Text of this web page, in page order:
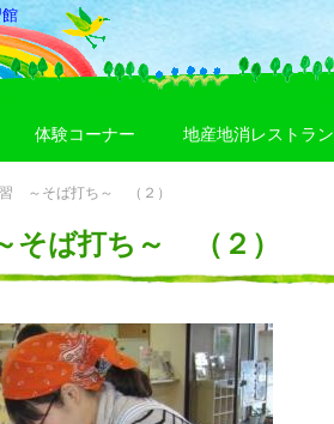
体験コーナー 地産地消レストラン
～そば打ち～ （２）
そば打ち～ （２）